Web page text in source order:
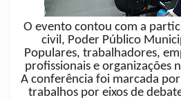
O evento contou com a
civil, Poder Público
Populares, trabalhadores,
profissionais e organizações
A conferência foi marcada
trabalhos por eixos de